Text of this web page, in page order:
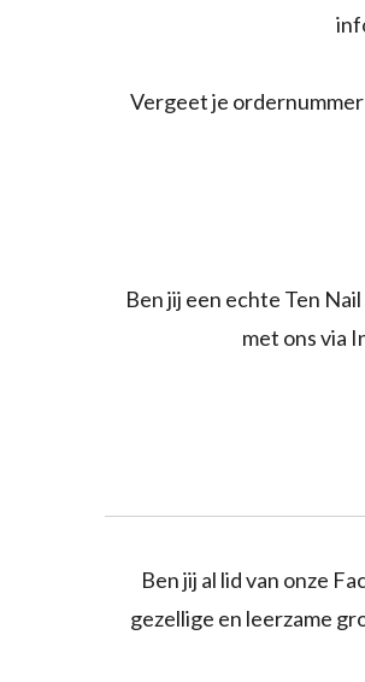
Vergeet je
Ben jij een echte Ten
met ons via
Ben jij al lid van onze
gezellige en leerzame